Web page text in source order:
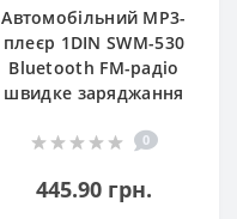
Автомобільний MP3-
плеєр 1DIN SWM-530
Bluetooth FM-радіо
швидке заряджання
0
445.90 грн.